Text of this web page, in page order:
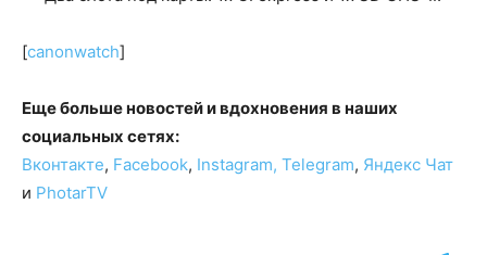
[canonwatch]
Еще больше новостей и вдохновения в наших
социальных сетях:
Вконтакте, Facebook, Instagram, Telegram, Яндекс Чат
и PhotarTV